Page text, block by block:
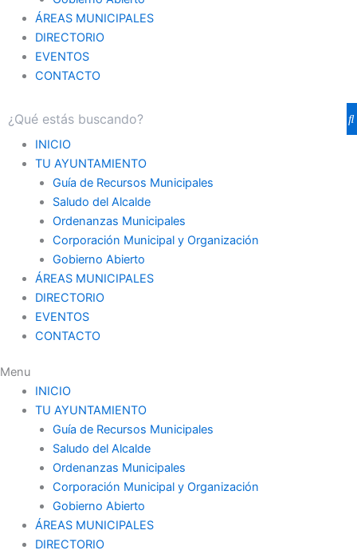
ÁREAS MUNICIPALES
DIRECTORIO
EVENTOS
CONTACTO
INICIO
TU AYUNTAMIENTO
Guía de Recursos Municipales
Saludo del Alcalde
Ordenanzas Municipales
Corporación Municipal y Organización
Gobierno Abierto
ÁREAS MUNICIPALES
DIRECTORIO
EVENTOS
CONTACTO
Menu
INICIO
TU AYUNTAMIENTO
Guía de Recursos Municipales
Saludo del Alcalde
Ordenanzas Municipales
Corporación Municipal y Organización
Gobierno Abierto
ÁREAS MUNICIPALES
DIRECTORIO